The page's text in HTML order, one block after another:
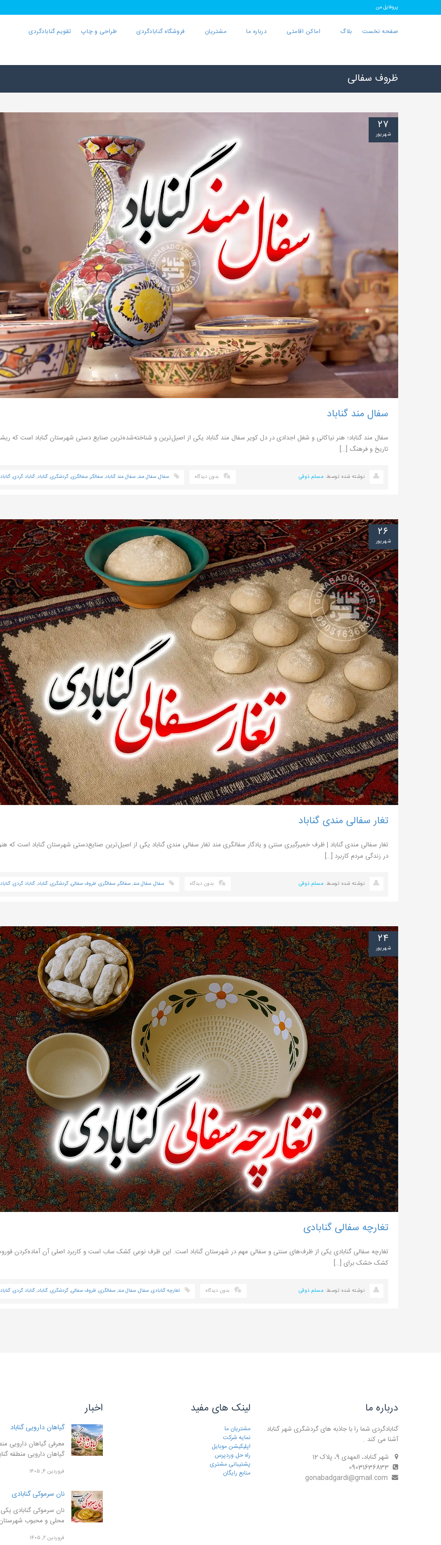
پروفایل من
صفحه نخست بلاگ اماکن اقامتی درباره ما مشتریان فروشگاه گنابادگردی طراحی و چاپ تقویم گنابادگردی
ظروف سفالی
سفال مند گناباد
سفال مند گناباد؛ هنر نیاکانی و شغل اجدادی در دل کویر سفال مند گناباد یکی از اصیل‌ترین و شناخته‌شده‌ترین صنایع دستی شهرستان گناباد است که
تاریخ و فرهنگ […]
۲۷
شهریور
نوشته شده توسط: مسلم ذوقی بدون دیدگاه سفال, سفال مند, سفال مند گناباد, سفالگر, سفالگری, گردشگری, گناباد, گناباد گردی,
تغار سفالی مندی گناباد
تغار سفالی مندی گناباد | ظرف خمیرگیری سنتی و یادگار سفالگری مند تغار سفالی مندی گناباد یکی از اصیل‌ترین صنایع‌دستی شهرستان گناباد است که
در زندگی مردم کاربرد […]
۲۶
شهریور
نوشته شده توسط: مسلم ذوقی بدون دیدگاه سفال, سفال مند, سفالگر, سفالگری, ظروف سفالی, گردشگری, گناباد, گناباد گردی,
تغارچه سفالی گنابادی
تغارچه سفالی گنابادی یکی از ظرف‌های سنتی و سفالی مهم در شهرستان گناباد است. این ظرف نوعی کشک ساب است و کاربرد اصلی آن آماده‌کردن
کشک خشک برای […]
۲۴
شهریور
نوشته شده توسط: مسلم ذوقی بدون دیدگاه تغارچه گنابادی, سفال, سفال مند, سفالگری, ظروف سفالی, گردشگری, گناباد, گناباد گردی,
درباره ما
گنابادگردی شما را با جاذبه های گردشگری شهر گناباد
آشنا می کند .
شهر گناباد، المهدی 9، پلاک 12
لینک های مفید
مشتریان ما
نمایه شرکت
اپلیکیشن موبایل
راه حل وردپرس
پشتیبانی مشتری
منابع رایگان
اخبار
گیاهان دارویی گناباد
معرفی گیاهان دارویی
گیاهان دارویی منطقه
فروردین ۴, ۱۴۰۵
نان سرموکی گنابادی
نان سرموکی گنابادی
محلی و محبوب
فروردین ۲, ۱۴۰۵